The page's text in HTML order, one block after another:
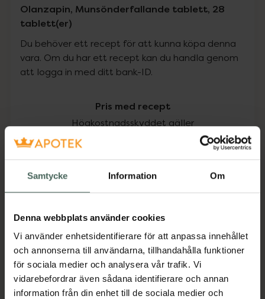
Samtycke Information Om
Denna webbplats använder cookies
Vi använder enhetsidentifierare för att anpassa innehållet
och annonserna till användarna, tillhandahålla funktioner
för sociala medier och analysera vår trafik. Vi
vidarebefordrar även sådana identifierare och annan
information från din enhet till de sociala medier och
Olanzapin, Munsönderfallande tablett, 28
tablett(er)
Du behöver ett recept för att kunna köpa denna
vara. Om du har ett recept kan du handla genom
att logga in med ditt bank-ID.
Pris med recept
Högkostnadsskyddet gäller
276,64 kr
I apotek:276,64 kr
Aktuella erbjudanden
Beskrivning Dölj